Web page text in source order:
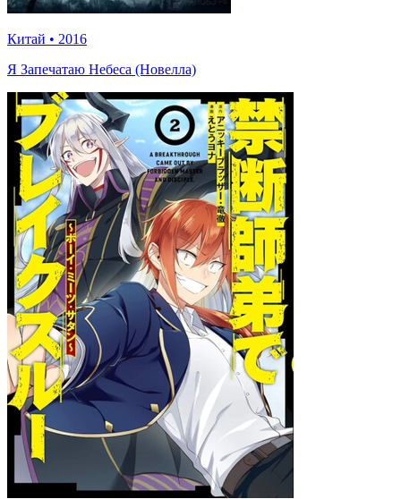
Китай • 2016
Я Запечатаю Небеса (Новелла)